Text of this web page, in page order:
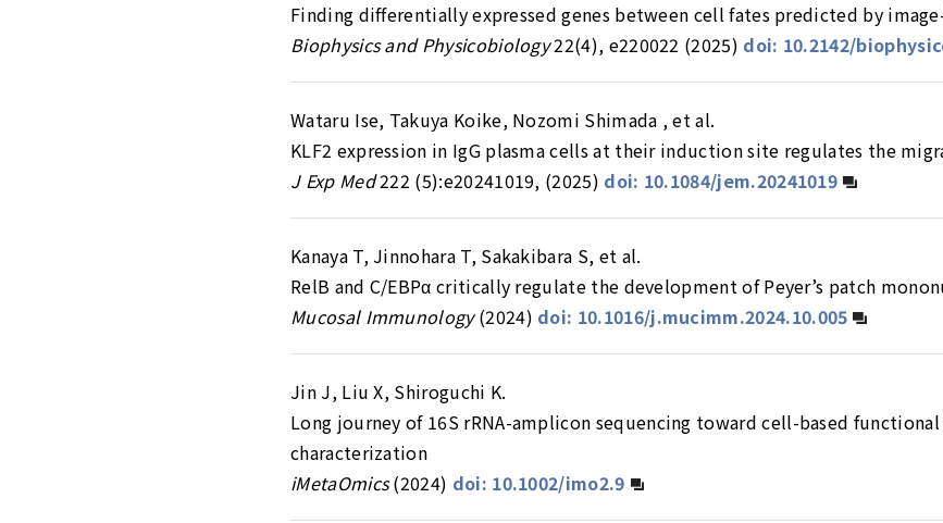
Finding differentially expressed genes between cell fates predicted by
Biophysics and Physicobiology22(4), e220022 (2025) doi: 10.2142/
Wataru Ise, Takuya Koike, Nozomi Shimada , et al.
KLF2 expression in IgG plasma cells at their induction site regulates the
J Exp Med222 (5):e20241019, (2025) doi: 10.1084/jem.20241019
Kanaya T, Jinnohara T, Sakakibara S, et al.
RelB and C/EBPα critically regulate the development of Peyer’s patch
Mucosal Immunology(2024) doi: 10.1016/j.mucimm.2024.10.005
Jin J, Liu X, Shiroguchi K.
Long journey of 16S rRNA-amplicon sequencing toward cell-based
characterization
iMetaOmics(2024) doi: 10.1002/imo2.9